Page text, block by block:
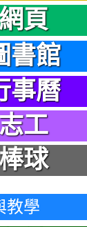
頁
書館
事曆
工
球
教學